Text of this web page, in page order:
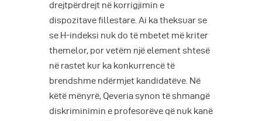
drejtpërdrejt në korrigjimin e
dispozitave fillestare. Ai ka theksuar se
se H-indeksi nuk do të mbetet më kriter
themelor, por vetëm një element shtesë
në rastet kur ka konkurrencë të
brendshme ndërmjet kandidatëve. Në
këtë mënyrë, Qeveria synon të shmangë
diskriminimin e profesorëve që nuk kanë